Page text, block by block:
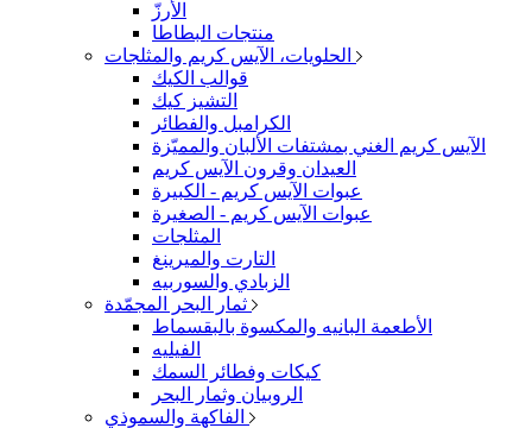
الأرزّ
منتجات البطاطا
قوالب الكيك
التشيز كيك
الكرامبل والفطائر
الآيس كريم الغني بمشتفات الألبان والمميّزة
العيدان وقرون الآيس كريم
عبوات الآيس كريم - الكبيرة
عبوات الآيس كريم - الصغيرة
المثلجات
التارت والميرينغ
الزبادي والسوربيه
الأطعمة البانيه والمكسوة بالبقسماط
الفيليه
كيكات وفطائر السمك
الروبيان وثمار البحر